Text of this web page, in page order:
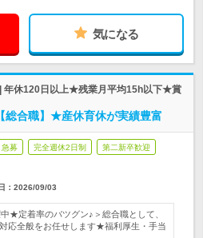
気になる
年休120日以上★残業月平均15h以下★賞
総合職】★産休育休が実績豊富
急募 完全週休2日制 第二新卒歓迎
： 2026/09/03
★定着率のバツグン♪＞総合職として、
応全般をお任せします★福利厚生・手当